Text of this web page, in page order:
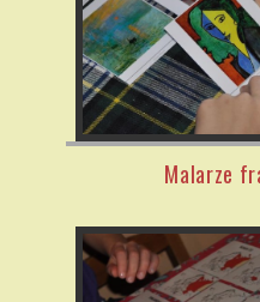
Malarze